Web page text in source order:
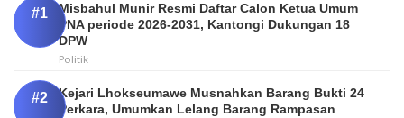
Misbahul Munir Resmi Daftar Calon Ketua Umum
PNA periode 2026-2031, Kantongi Dukungan 18
DPW
Politik
Kejari Lhokseumawe Musnahkan Barang Bukti 24
Perkara, Umumkan Lelang Barang Rampasan